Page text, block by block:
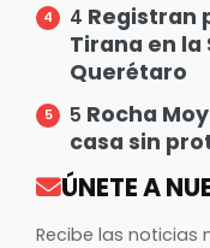
4 Registran
Tirana en la
Querétaro
5 Rocha
casa sin
ÚNETE A
Recibe las